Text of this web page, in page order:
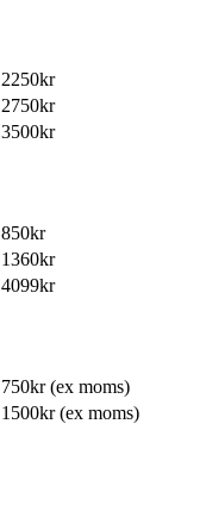
2250kr
2750kr
3500kr
850kr
1360kr
4099kr
750kr (ex moms)
1500kr (ex moms)